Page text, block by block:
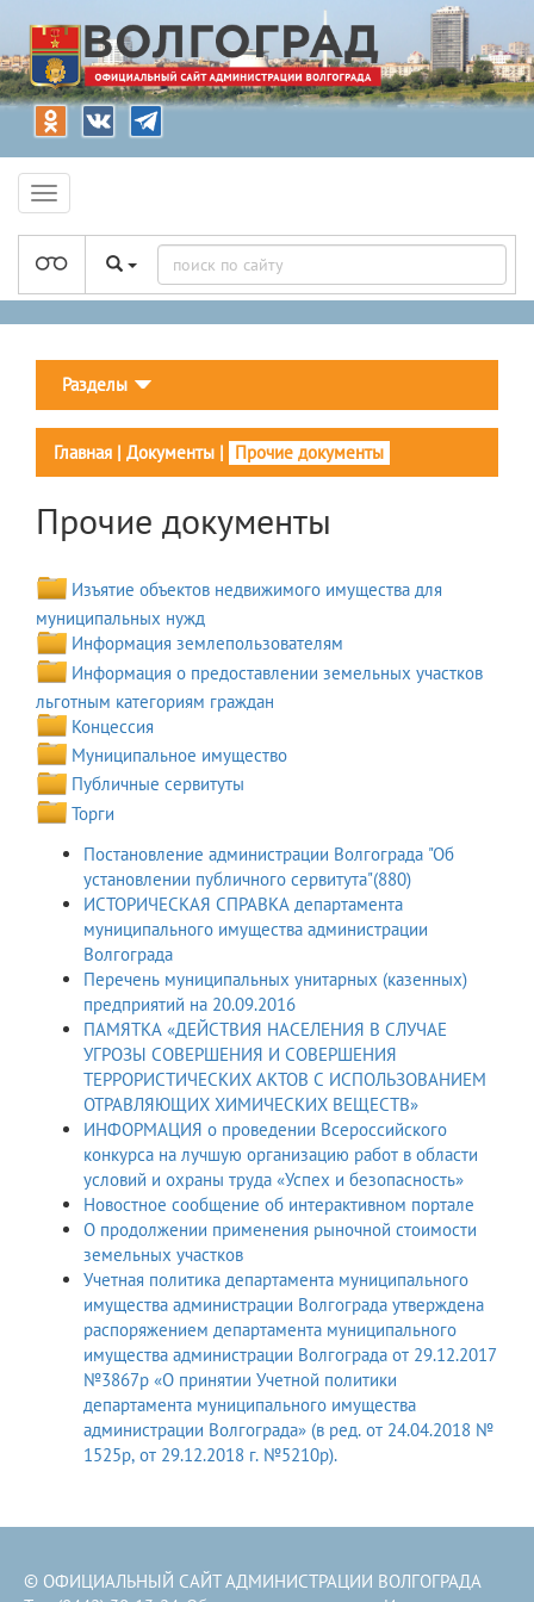
Разделы
Главная | Документы | Прочие документы
Прочие документы
Изъятие объектов недвижимого имущества для
муниципальных нужд
Информация землепользователям
Информация о предоставлении земельных участков
льготным категориям граждан
Концессия
Муниципальное имущество
Публичные сервитуты
Торги
Постановление администрации Волгограда "Об
установлении публичного сервитута"(880)
ИСТОРИЧЕСКАЯ СПРАВКА департамента
муниципального имущества администрации
Волгограда
Перечень муниципальных унитарных (казенных)
предприятий на 20.09.2016
ПАМЯТКА «ДЕЙСТВИЯ НАСЕЛЕНИЯ В СЛУЧАЕ
УГРОЗЫ СОВЕРШЕНИЯ И СОВЕРШЕНИЯ
ТЕРРОРИСТИЧЕСКИХ АКТОВ С ИСПОЛЬЗОВАНИЕМ
ОТРАВЛЯЮЩИХ ХИМИЧЕСКИХ ВЕЩЕСТВ»
ИНФОРМАЦИЯ о проведении Всероссийского
конкурса на лучшую организацию работ в области
условий и охраны труда «Успех и безопасность»
Новостное сообщение об интерактивном портале
О продолжении применения рыночной стоимости
земельных участков
Учетная политика департамента муниципального
имущества администрации Волгограда утверждена
распоряжением департамента муниципального
имущества администрации Волгограда от 29.12.2017
№3867р «О принятии Учетной политики
департамента муниципального имущества
администрации Волгограда» (в ред. от 24.04.2018 №
1525р, от 29.12.2018 г. №5210р).
© ОФИЦИАЛЬНЫЙ САЙТ АДМИНИСТРАЦИИ ВОЛГОГРАДА